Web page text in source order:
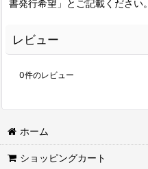
書発行希望」とご記載ください。
レビュー
0件のレビュー
ホーム
ショッピングカート